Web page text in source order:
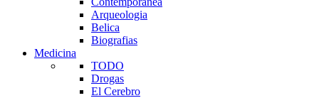
Arqueologia
Belica
Biografias
Medicina
TODO
Drogas
El Cerebro